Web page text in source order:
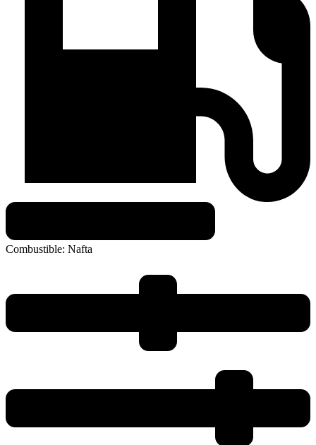
Combustible: Nafta